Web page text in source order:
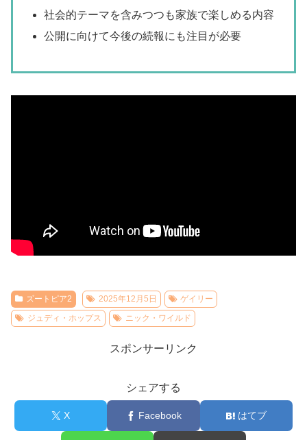
社会的テーマを含みつつも家族で楽しめる内容
公開に向けて今後の続報にも注目が必要
ズートピア2 2025年12月5日
ゲイリー
ジュディ・ホップス
ニック・ワイルド
スポンサーリンク
シェアする
X Facebook はてブ